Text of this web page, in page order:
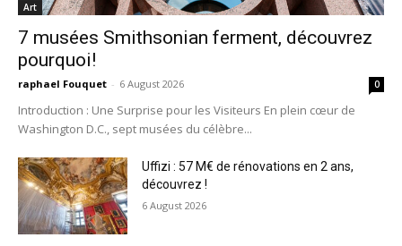
Art
7 musées Smithsonian ferment, découvrez
pourquoi!
raphael Fouquet - 6 August 2026 0
Introduction : Une Surprise pour les Visiteurs En plein cœur de
Washington D.C., sept musées du célèbre...
Uffizi : 57 M€ de rénovations en 2 ans,
découvrez !
6 August 2026